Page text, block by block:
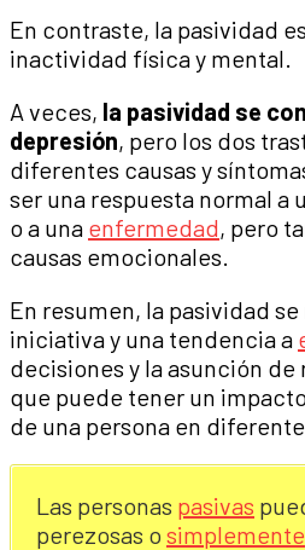
En contraste, la pasividad
inactividad física y mental.
A veces, la pasividad se
depresión, pero los dos
diferentes causas y
ser una respuesta normal a
o a una enfermedad, pero
causas emocionales.
En resumen, la pasividad
iniciativa y una tendencia a
decisiones y la asunción
que puede tener un
de una persona en
Las personas pasivas
perezosas o simplemente